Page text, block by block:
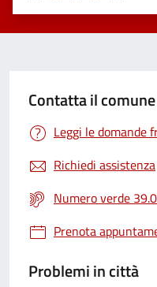
Valuta 5
Valuta 4
Valuta 3 stelle
Valuta 2 stelle su 5
Valuta 1 stelle su 5
Contatta il comune
Leggi le domande
Richiedi assistenza
Numero verde
Prenota
Problemi in città